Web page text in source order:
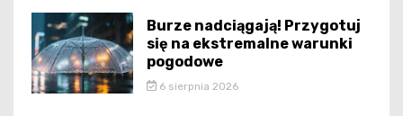
Burze nadciągają! Przygotuj
się na ekstremalne warunki
pogodowe
6 sierpnia 2026